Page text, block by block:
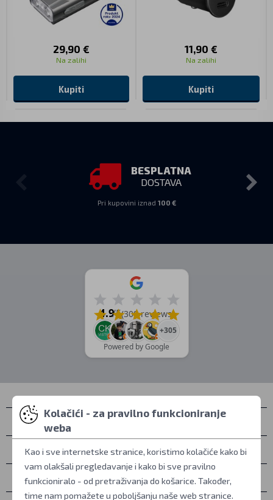
29,90 €
Na zalihi
Kupiti
11,90 €
Na zalihi
Kupiti
BESPLATNA
DOSTAVA
Pri kupovini iznad 100 €
4.9/5(309 reviews)
+305
Powered by Google
Kontakti
Osobno preuzimanje
Sve o kupovini
Kolačići - za pravilno funkcioniranje
weba
Kao i sve internetske stranice, koristimo kolačiće kako bi
vam olakšali pregledavanje i kako bi sve pravilno
funkcioniralo - od pretraživanja do košarice. Također,
time nam pomažete u poboljšanju naše web stranice.